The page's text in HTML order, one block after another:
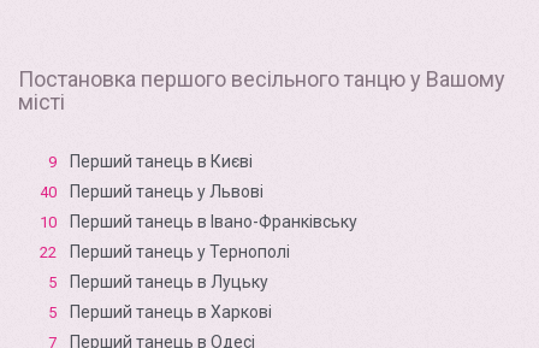
Постановка першого весільного танцю у Вашому
місті
9 Перший танець в Києві
40 Перший танець у Львові
10 Перший танець в Івано-Франківську
22 Перший танець у Тернополі
5 Перший танець в Луцьку
5 Перший танець в Харкові
7 Перший танець в Одесі